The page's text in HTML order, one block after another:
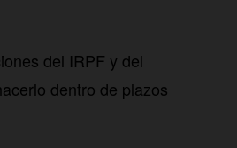
del IRPF y del
dentro de plazos